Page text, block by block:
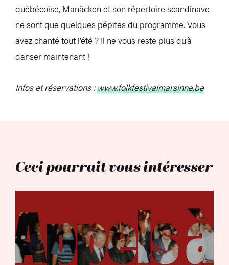
québécoise, Manäcken et son répertoire scandinave
ne sont que quelques pépites du programme. Vous
avez chanté tout l’été ? Il ne vous reste plus qu’à
danser maintenant !
Infos et réservations :www.folkfestivalmarsinne.be
Ceci pourrait vous intéresser